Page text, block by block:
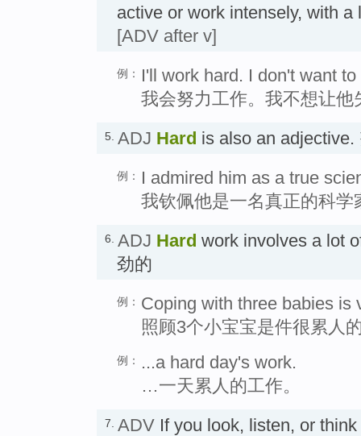
active or work intensely, with a
[ADV after v]
例：
I'll work hard. I don't want
我会努力工作。我不想让他
5. ADJ Hard is also an
例：
I admired him as a true
我钦佩他是一名真正的科学
6. ADJ Hard work involves a lot
劲的
例： Coping with three babies is
照顾3个小宝宝是件很累人
例：
...a hard day's work.
…一天累人的工作。
7. ADV If you look, listen, or think